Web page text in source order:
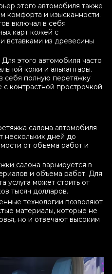
этого автомобиля также
комфорта и изысканности.
включал в себя
карт кожей с
вставками из древесины
Для этого автомобиля часто
кожи и алькантары.
себя полную перетяжку
с контрастной прострочкой
салона автомобиля
нескольких дней до
от объема работ и
салона варьируется в
и объема работ. Для
услуга может стоить от
тысяч долларов.
технологии позволяют
материалы, которые не
но и отвечают высоким